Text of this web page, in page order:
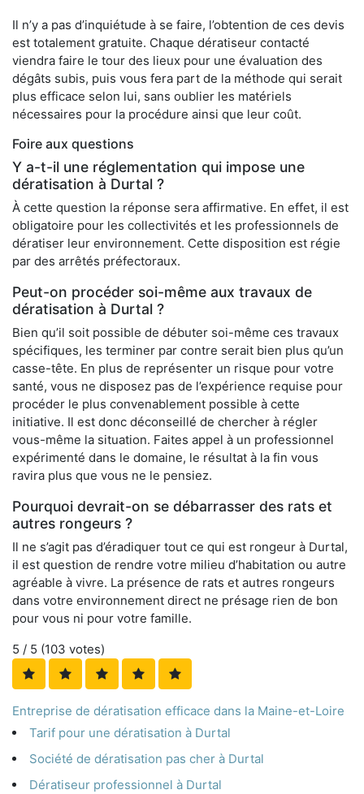
Il n’y a pas d’inquiétude à se faire, l’obtention de ces devis
est totalement gratuite. Chaque dératiseur contacté
viendra faire le tour des lieux pour une évaluation des
dégâts subis, puis vous fera part de la méthode qui serait
plus efficace selon lui, sans oublier les matériels
nécessaires pour la procédure ainsi que leur coût.
Foire aux questions
Y a-t-il une réglementation qui impose une
dératisation à Durtal ?
À cette question la réponse sera affirmative. En effet, il est
obligatoire pour les collectivités et les professionnels de
dératiser leur environnement. Cette disposition est régie
par des arrêtés préfectoraux.
Peut-on procéder soi-même aux travaux de
dératisation à Durtal ?
Bien qu’il soit possible de débuter soi-même ces travaux
spécifiques, les terminer par contre serait bien plus qu’un
casse-tête. En plus de représenter un risque pour votre
santé, vous ne disposez pas de l’expérience requise pour
procéder le plus convenablement possible à cette
initiative. Il est donc déconseillé de chercher à régler
vous-même la situation. Faites appel à un professionnel
expérimenté dans le domaine, le résultat à la fin vous
ravira plus que vous ne le pensiez.
Pourquoi devrait-on se débarrasser des rats et
autres rongeurs ?
Il ne s’agit pas d’éradiquer tout ce qui est rongeur à Durtal,
il est question de rendre votre milieu d’habitation ou autre
agréable à vivre. La présence de rats et autres rongeurs
dans votre environnement direct ne présage rien de bon
pour vous ni pour votre famille.
5 / 5 (103 votes)
Entreprise de dératisation efficace dans la Maine-et-Loire
Tarif pour une dératisation à Durtal
Société de dératisation pas cher à Durtal
Dératiseur professionnel à Durtal